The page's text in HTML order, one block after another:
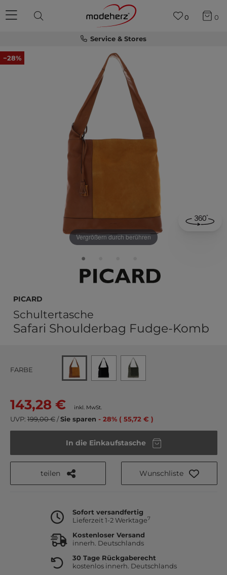
Service & Stores
0 0
−28%
Vergrößern durch berühren
PICARD
Schultertasche
Safari Shoulderbag Fudge-Komb
FARBE
143,28 € inkl. MwSt.
UVP: 199,00 €/Sie sparen - 28% ( 55,72 € )
In die Einkaufstasche
teilen Wunschliste
Sofort versandfertig
Lieferzeit 1-2 Werktage7
Kostenloser Versand
innerh. Deutschlands
30 Tage Rückgaberecht
kostenlos innerh. Deutschlands